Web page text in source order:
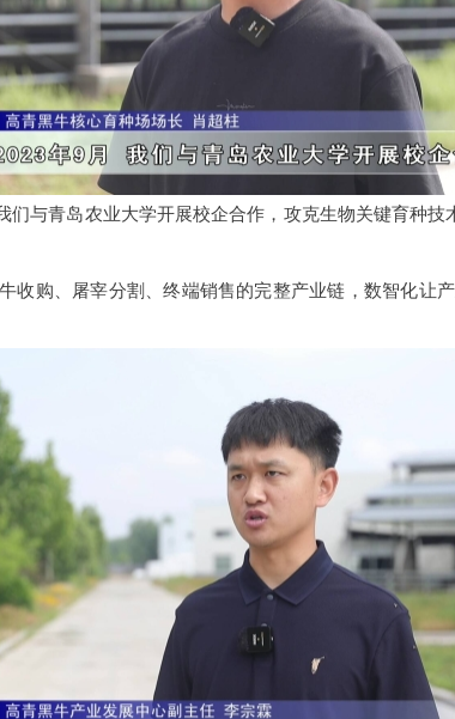
与青岛农业大学开展校企合作，攻克生物关键育种技
收购、屠宰分割、终端销售的完整产业链，数智化让